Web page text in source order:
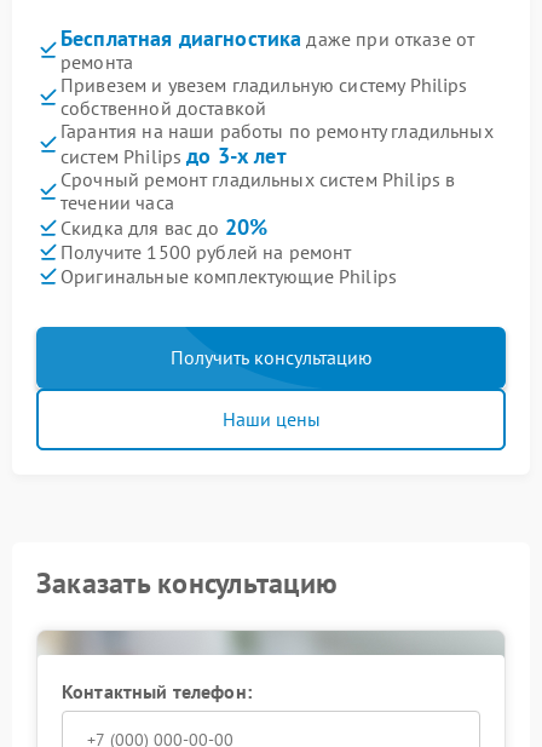
Бесплатная диагностика даже при отказе от
ремонта
Привезем и увезем гладильную систему Philips
собственной доставкой
Гарантия на наши работы по ремонту гладильных
систем Philipsдо 3-х лет
Срочный ремонт гладильных систем Philips в
течении часа
Скидка для вас до 20%
Получите 1500 рублей на ремонт
Оригинальные комплектующие Philips
Получить консультацию
Наши цены
Заказать консультацию
Контактный телефон: